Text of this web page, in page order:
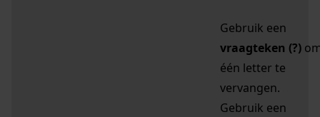
Gebruik een
vraagteken (?)
één letter te
vervangen.
Gebruik een